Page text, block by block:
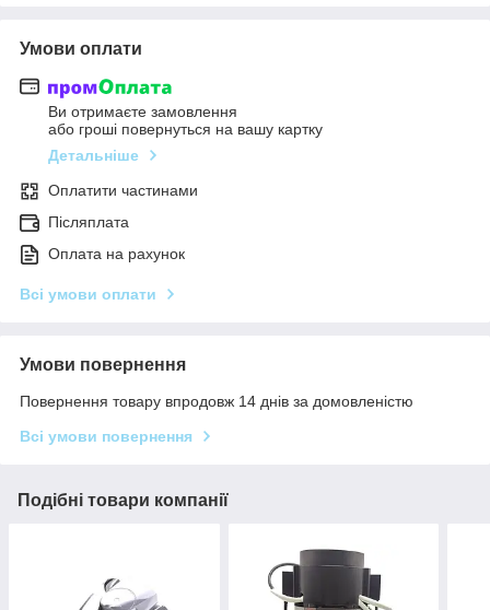
Умови оплати
Ви отримаєте замовлення
або гроші повернуться на вашу картку
Детальніше
Оплатити частинами
Післяплата
Оплата на рахунок
Всі умови оплати
Умови повернення
Повернення товару впродовж 14 днів за домовленістю
Всі умови повернення
Подібні товари компанії